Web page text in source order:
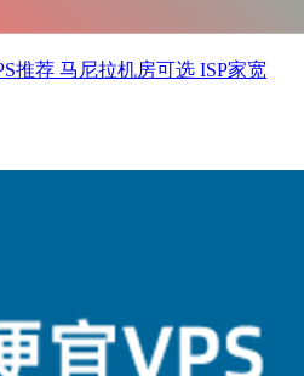
推荐 马尼拉机房可选 ISP家宽